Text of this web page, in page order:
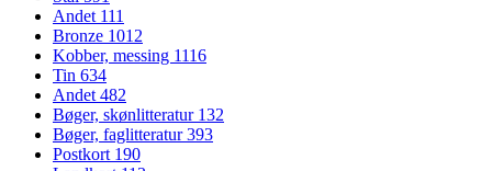
Andet 111
Bronze 1012
Kobber, messing 1116
Tin 634
Andet 482
Bøger, skønlitteratur 132
Bøger, faglitteratur393
Postkort 190